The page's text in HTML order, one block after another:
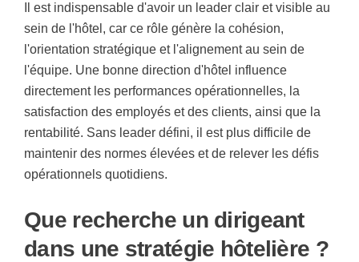
Il est indispensable d'avoir un leader clair et visible au
sein de l'hôtel, car ce rôle génère la cohésion,
l'orientation stratégique et l'alignement au sein de
l'équipe. Une bonne direction d'hôtel influence
directement les performances opérationnelles, la
satisfaction des employés et des clients, ainsi que la
rentabilité. Sans leader défini, il est plus difficile de
maintenir des normes élevées et de relever les défis
opérationnels quotidiens.
Que recherche un dirigeant
dans une stratégie hôtelière ?